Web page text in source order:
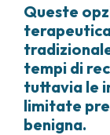
Queste
tempi di
tuttavia le
limitate
benigna.